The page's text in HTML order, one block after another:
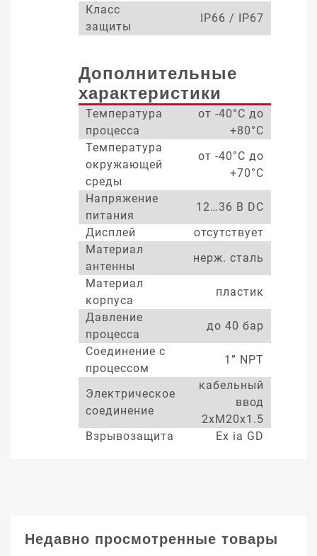
Класс
защиты
IP66 / IP67
Дополнительные
характеристики
Температура
процесса
от -40°С до
+80°С
Температура
окружающей
среды
от -40°С до
+70°С
Напряжение
питания
12…36 В DC
Дисплей
отсутствует
Материал
антенны
нерж. сталь
Материал
корпуса
пластик
Давление
процесса
до 40 бар
Соединение с
процессом
1” NPT
Электрическое
соединение
кабельный
ввод
2xM20x1.5
Взрывозащита
Ex ia GD
Недавно просмотренные товары